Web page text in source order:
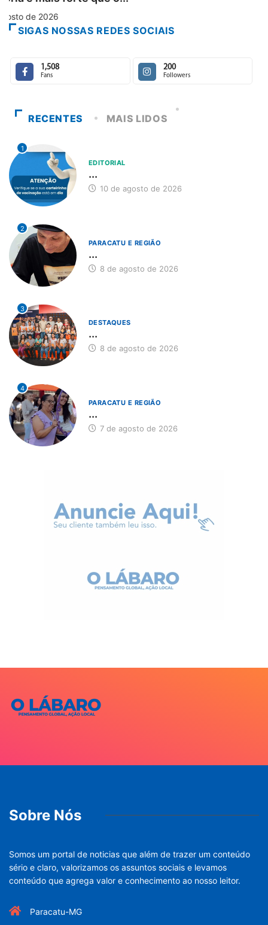
SIGAS NOSSAS REDES SOCIAIS
1,508
Fans
200
Followers
RECENTES MAIS LIDOS
1
EDITORIAL
...
10 de agosto de 2026
2
PARACATU E REGIÃO
...
8 de agosto de 2026
3
DESTAQUES
...
8 de agosto de 2026
4
PARACATU E REGIÃO
...
7 de agosto de 2026
Sobre Nós
Somos um portal de noticias que além de trazer um conteúdo
sério e claro, valorizamos os assuntos sociais e levamos
conteúdo que agrega valor e conhecimento ao nosso leitor.
Paracatu-MG